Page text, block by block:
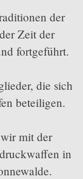
der
Zeit der
fortgeführt.
die sich
beteiligen.
mit der
in